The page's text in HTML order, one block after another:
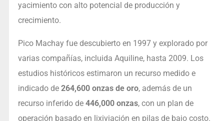
yacimiento con alto potencial de producción y
crecimiento.
Pico Machay fue descubierto en 1997 y explorado por
varias compañías, incluida Aquiline, hasta 2009. Los
estudios históricos estimaron un recurso medido e
indicado de 264,600 onzas de oro, además de un
recurso inferido de 446,000 onzas, con un plan de
operación basado en lixiviación en pilas de bajo costo.